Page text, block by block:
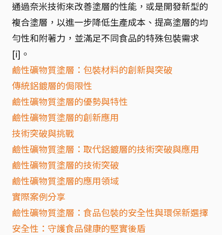
通過奈米技術來改善塗層的性能，或是開發新型的
複合塗層，以進一步降低生產成本、提高塗層的均
勻性和附著力，並滿足不同食品的特殊包裝需求
[i]。
鹼性礦物質塗層：包裝材料的創新與突破
傳統鋁鍍層的侷限性
鹼性礦物質塗層的優勢與特性
鹼性礦物質塗層的創新應用
技術突破與挑戰
鹼性礦物質塗層：取代鋁鍍層的技術突破與應用
鹼性礦物質塗層的技術突破
鹼性礦物質塗層的應用領域
實際案例分享
鹼性礦物質塗層：食品包裝的安全性與環保新選擇
安全性：守護食品健康的堅實後盾